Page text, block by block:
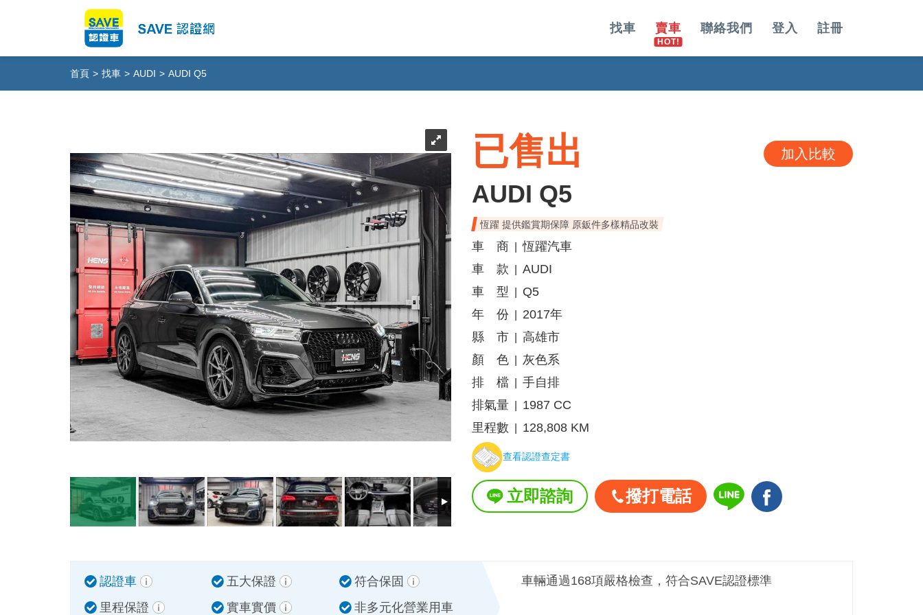
找車 賣車 聯絡我們 登入 註冊
首頁 > 找車 > AUDI > AUDI Q5
已售出 加入比較
AUDI Q5
恆躍 提供鑑賞期保障 原鈑件多樣精品改裝
車 商
恆躍汽車
車 款
AUDI
車 型
Q5
年 份
2017年
縣 市
高雄市
顏 色
灰色系
排 檔
手自排
排氣量
1987 CC
里程數
128,808 KM
查看認證查定書
立即諮詢 撥打電話
認證車 五大保證
符合保固
里程保證
實車實價 非多元化營業用車
車輛通過168項嚴格檢查，符合SAVE認證標準